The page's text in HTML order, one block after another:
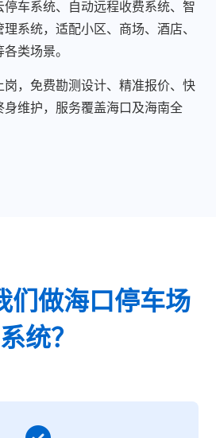
车系统、自动远程收费系统、智
系统，适配小区、商场、酒店、
类场景。
岗，免费勘测设计、精准报价、快
维护，服务覆盖海口及海南全
们做海口停车场
系统？